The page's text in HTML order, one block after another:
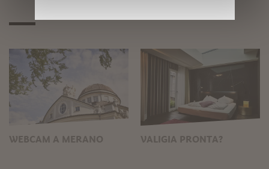
WEBCAM A MERANO VALIGIA PRONTA?